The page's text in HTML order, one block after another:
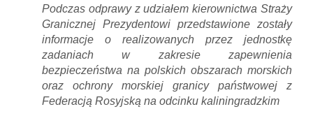
Podczas odprawy z udziałem kierownictwa Straży
Granicznej Prezydentowi przedstawione zostały
informacje o realizowanych przez jednostkę
zadaniach w zakresie zapewnienia
bezpieczeństwa na polskich obszarach morskich
oraz ochrony morskiej granicy państwowej z
Federacją Rosyjską na odcinku kaliningradzkim